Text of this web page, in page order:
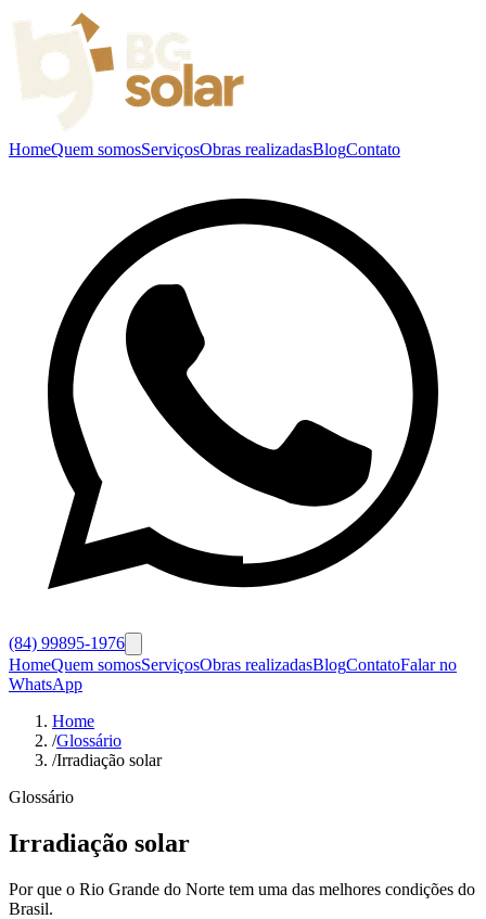
HomeQuem somosServiçosObras realizadasBlogContato
(84) 99895-1976
HomeQuem somosServiçosObras realizadasBlogContatoFalar no
WhatsApp
Home
/Glossário
/Irradiação solar
Glossário
Irradiação solar
Por que o Rio Grande do Norte tem uma das melhores condições do
Brasil.